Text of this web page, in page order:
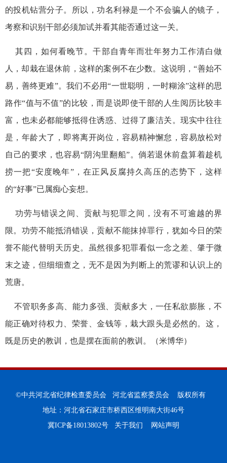
的投机钻营分子。所以，功名利禄是一个不会骗人的镜子，
考察和识别干部必须加试并看其能否通过这一关。
其四，如何看晚节。干部自青年而壮年努力工作清白做
人，却栽在退休前，这样的案例不在少数。这说明，“善始不
易，善终更难”。我们不必用“一世聪明，一时糊涂”这样的思
路作“值与不值”的比较，而是说即使干部的人生阅历比较丰
富，也未必都能够抵得住诱惑、过得了廉洁关。现实中往往
是，年龄大了，即将离开岗位，容易精神懈怠，容易放松对
自己的要求，也容易“阴沟里翻船”。倘若退休前盘算着趁机
捞一把“安度晚年”，在正风反腐持久高压的态势下，这样
的“好事”已属痴心妄想。
功劳与错误之间、贡献与犯罪之间，没有不可逾越的界
限。功劳不能抵消错误，贡献不能抹掉罪行，犹如今日的荣
誉不能代替明天历史。虽然很多犯罪看似一念之差、肇于微
末之迹，但细细查之，无不是因为判断上的荒谬和认识上的
荒唐。
不管职务多高、能力多强、贡献多大，一任私欲膨胀，不
能正确对待权力、荣誉、金钱等，栽大跟头是必然的。这，
既是历史的教训，也是摆在面前的教训。（米博华）
©中共河北省纪律检查委员会 河北省监察委员会 版权所有
地址：河北省石家庄市桥西区维明南大街46号
冀ICP备18013802号
关于我们 网站声明